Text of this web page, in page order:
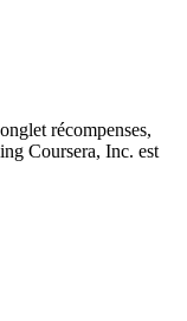
récompenses,
Coursera, Inc. est